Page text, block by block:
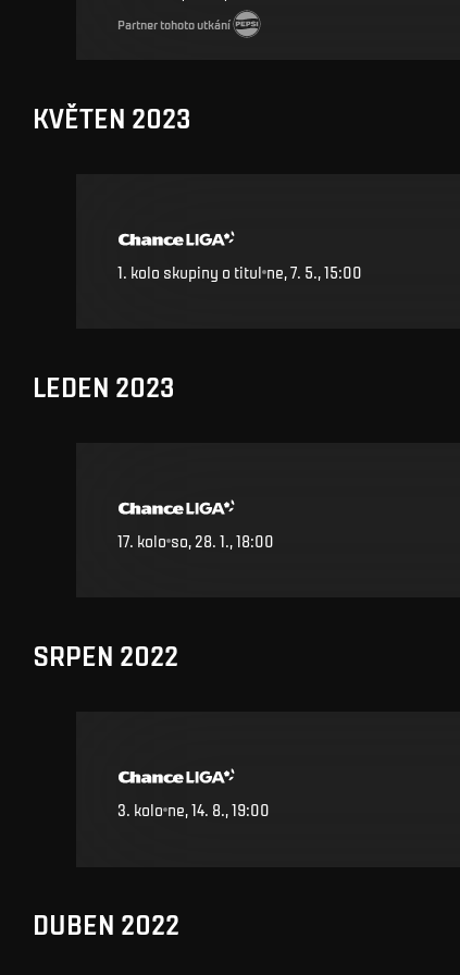
Partner tohoto utkání
KVĚTEN 2023
1. kolo skupiny o titul ne, 7. 5., 15:00
LEDEN 2023
17. kolo so, 28. 1., 18:00
SRPEN 2022
3. kolo ne, 14. 8., 19:00
DUBEN 2022